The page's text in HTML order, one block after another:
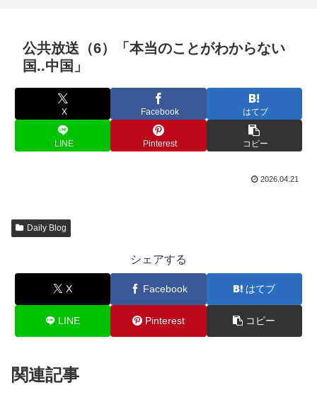
公共放送（6）「本当のことがわからない
国..中国」
X Facebook はてブ
LINE Pinterest コピー
2026.04.21
Daily Blog
シェアする
X Facebook はてブ
LINE Pinterest コピー
関連記事